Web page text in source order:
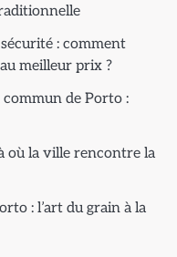
: comment
meilleur prix ?
de Porto :
où la ville rencontre la
: l’art du grain à la